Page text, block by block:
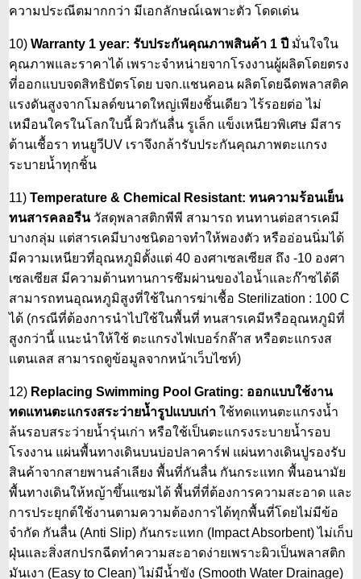
ความประณีตมากกว่า มีเอกลักษณ์เฉพาะตัว โดดเด่น
10) Warranty 1 year: รับประกันคุณภาพสินค้า 1 ปี มั่นใจใน
คุณภาพและราคาได้ เพราะจำหน่ายจากโรงงานผู้ผลิตโดยตรง
ที่ออกแบบจดสิทธิบัตรโดย บจก.แชนคอน ผลิตโดยฉีดพลาสติค
แรงดันสูงจากโมลด์ขนาดใหญ่เพียงชิ้นเดียว ไร้รอยต่อ ไม่
เหมือนใครในโลกใบนี้ ผิวกันลื่น รูเล็ก แข็งเหนียวพิเศษ มีสาร
ต้านเชื้อรา ทนยูวีUV เราจึงกล้ารับประกันคุณภาพตะแกรง
ระบายน้ำทุกชิ้น
11) Temperature & Chemical Resistant: ทนความร้อนเย็น
ทนสารคลอรีน วัสดุพลาสติกพีพี สามารถ ทนทานต่อสารเคมี
บางกลุ่ม แต่สารเคมีบางชนิดอาจทำให้พองตัว หรืออ่อนนิ่มได้
มีความเหนียวที่อุณหภูมิตั้งแต่ 40 องศาเซลเซียส ถึง -10 องศา
เซลเซียส มีความต้านทานการซึมผ่านของไอน้ำและก๊าซได้ดี
สามารถทนอุณหภูมิสูงที่ใช้ในการฆ่าเชื้อ Sterilization : 100 C
ได้ (กรณีที่ต้องการนำไปใช้ในพื้นที่ ทนสารเคมีหรืออุณหภูมิที่
สูงกว่านี้ แนะนำให้ใช้ ตะแกรงไฟเบอร์กล๊าส หรือตะแกรงส
แตนเลส สามารถดูข้อมูลจากหน้าเว็บไซท์)
12) Replacing Swimming Pool Grating: ออกแบบใช้งาน
ทดแทนตะแกรงสระว่ายน้ำรูปแบบเก่า ใช้ทดแทนตะแกรงน้ำ
ล้นรอบสระว่ายน้ำรุ่นเก่า หรือใช้เป็นตะแกรงระบายน้ำรอบ
โรงงาน แผ่นพื้นทางเดินบนบ่อปลาคาร์ฟ แผ่นทางเดินปูรองรับ
สินค้าจากสายพานลำเลียง พื้นที่กันลื่น กันกระแทก พื้นอนามัย
พื้นทางเดินให้หญ้าขึ้นแซมได้ พื้นที่ที่ต้องการความสะอาด และ
การประยุกต์ใช้งานตามความต้องการได้ทุกพื้นที่โดยไม่มีข้อ
จำกัด กันลื่น (Anti Slip) กันกระแทก (Impact Absorbent) ไม่เก็บ
ฝุ่นและสิ่งสกปรกฉีดทำความสะอาดง่ายเพราะผิวเป็นพลาสติก
มันเงา (Easy to Clean) ไม่มีน้ำขัง (Smooth Water Drainage)